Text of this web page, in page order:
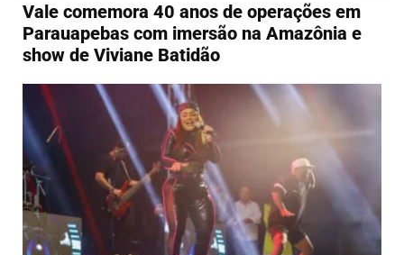
Vale comemora 40 anos de operações em
Parauapebas com imersão na Amazônia e
show de Viviane Batidão